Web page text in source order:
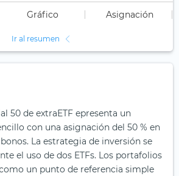
Gráfico Asignación
Ir al resumen
50 de extraETF epresenta un
con una asignación del 50 % en
La estrategia de inversión se
el uso de dos ETFs. Los portafolios
un punto de referencia simple